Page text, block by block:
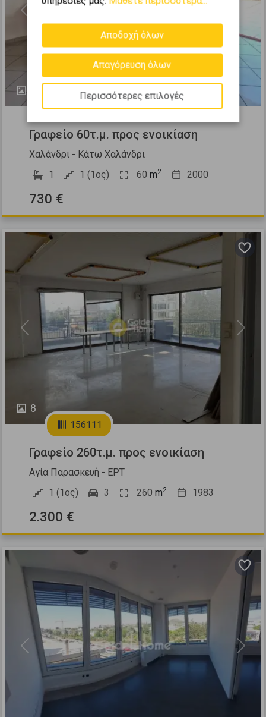
Previous
510538
Γραφείο 60τ.μ. προς ενοικίαση
Χαλάνδρι - Κάτω Χαλάνδρι
1
1 (1ος) 60 m2 2000
730 €
8
Previous Next
156111
Γραφείο 260τ.μ. προς ενοικίαση
Αγία Παρασκευή - ΕΡΤ
1 (1ος)
3 260 m2 1983
2.300 €
Previous Next
Αποδοχή όλων
Απαγόρευση όλων
Περισσότερες επιλογές